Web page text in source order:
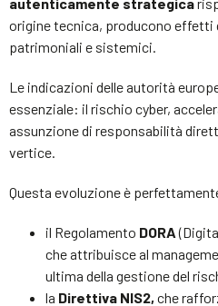
origine tecnica, producono effetti
patrimoniali e sistemici.
Le indicazioni delle autorità
essenziale: il rischio cyber,
assunzione di responsabilità
vertice.
Questa evoluzione è
il Regolamento DORA
che attribuisce al
ultima della gestione del
la Direttiva NIS2, che